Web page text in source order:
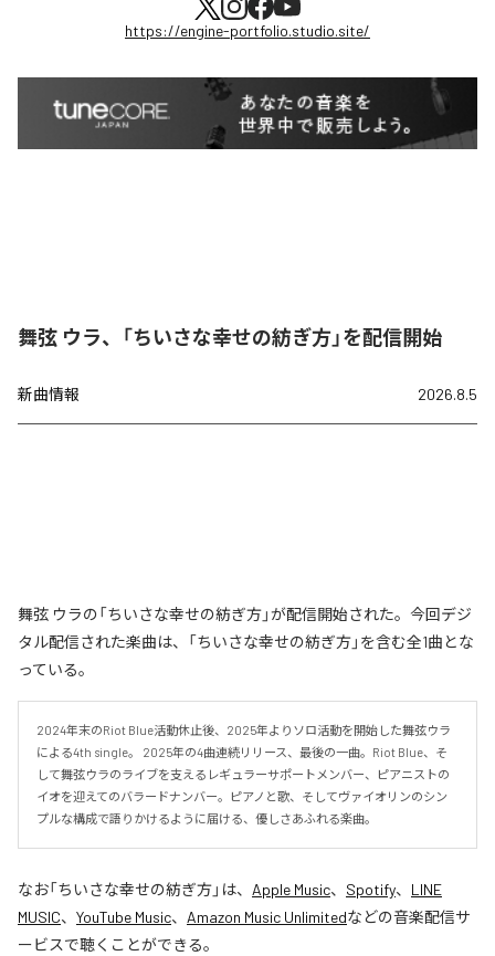
https://engine-portfolio.studio.site/
舞弦 ウラ、「ちいさな幸せの紡ぎ方」を配信開始
新曲情報 2026.8.5
舞弦 ウラの「ちいさな幸せの紡ぎ方」が配信開始された。今回デジ
タル配信された楽曲は、「ちいさな幸せの紡ぎ方」を含む全1曲とな
っている。
2024年末のRiot Blue活動休止後、2025年よりソロ活動を開始した舞弦ウラ
による4th single。 2025年の4曲連続リリース、最後の一曲。Riot Blue、そ
して舞弦ウラのライブを支えるレギュラーサポートメンバー、ピアニストの
イオを迎えてのバラードナンバー。ピアノと歌、そしてヴァイオリンのシン
プルな構成で語りかけるように届ける、優しさあふれる楽曲。
なお「ちいさな幸せの紡ぎ方」は、 Apple Music、 Spotify、 LINE
MUSIC、 YouTube Music、 Amazon Music Unlimitedなどの音楽配信サ
ービスで聴くことができる。